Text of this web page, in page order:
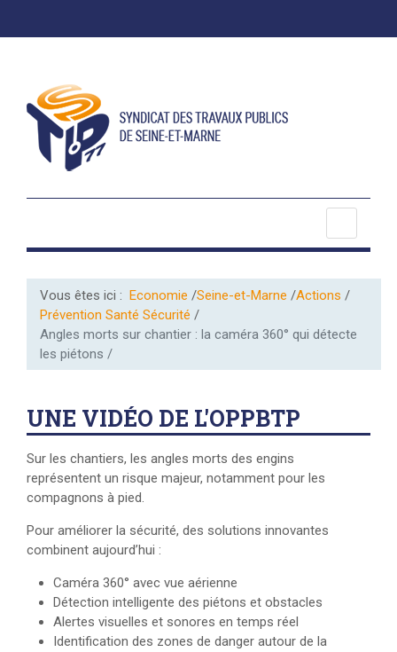
Vous êtes ici : Economie Seine-et-Marne
Actions
Prévention Santé Sécurité
Angles morts sur chantier : la caméra 360° qui détecte
les piétons
UNE VIDÉO DE L'OPPBTP
Sur les chantiers, les angles morts des engins
représentent un risque majeur, notamment pour les
compagnons à pied.
Pour améliorer la sécurité, des solutions innovantes
combinent aujourd’hui :
Caméra 360° avec vue aérienne
Détection intelligente des piétons et obstacles
Alertes visuelles et sonores en temps réel
Identification des zones de danger autour de la